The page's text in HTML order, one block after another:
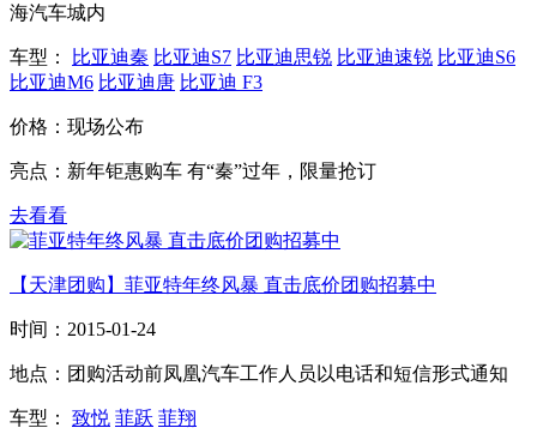
海汽车城内
车型： 比亚迪秦 比亚迪S7 比亚迪思锐 比亚迪速锐 比亚迪S6
比亚迪M6 比亚迪唐 比亚迪 F3
价格： 现场公布
亮点： 新年钜惠购车 有“秦”过年，限量抢订
去看看
【天津团购】菲亚特年终风暴 直击底价团购招募中
时间： 2015-01-24
地点： 团购活动前凤凰汽车工作人员以电话和短信形式通知
车型： 致悦 菲跃 菲翔